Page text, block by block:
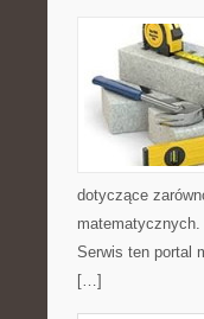
dotyczące
Serwis ten portal
[…]